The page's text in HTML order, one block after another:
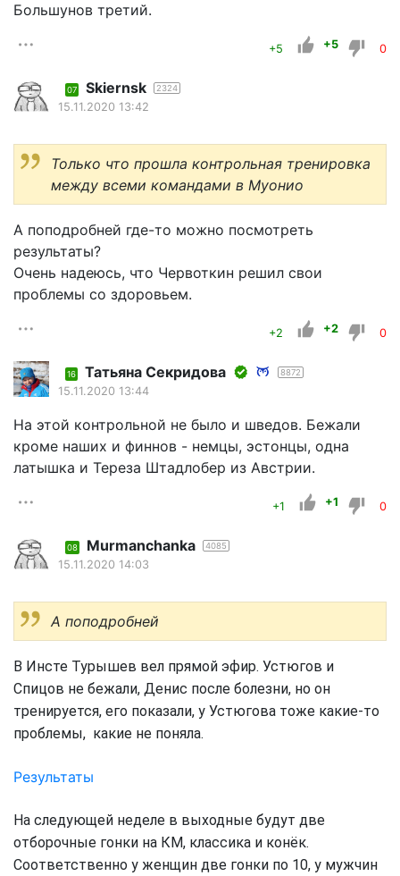
Большунов третий.
+5 +5 0
07 Skiernsk 2324
15.11.2020 13:42
Только что прошла контрольная тренировка
между всеми командами в Муонио
А поподробней где-то можно посмотреть
результаты?
Очень надеюсь, что Червоткин решил свои
проблемы со здоровьем.
+2 +2 0
16 Татьяна Секридова 8872
15.11.2020 13:44
На этой контрольной не было и шведов. Бежали
кроме наших и финнов - немцы, эстонцы, одна
латышка и Тереза Штадлобер из Австрии.
+1 +1 0
08 Murmanchanka 4085
15.11.2020 14:03
А поподробней
В Инсте Турышев вел прямой эфир. Устюгов и
Спицов не бежали, Денис после болезни, но он
тренируется, его показали, у Устюгова тоже какие-то
проблемы, какие не поняла.
Результаты
На следующей неделе в выходные будут две
отборочные гонки на КМ, классика и конёк.
Соответственно у женщин две гонки по 10, у мужчин